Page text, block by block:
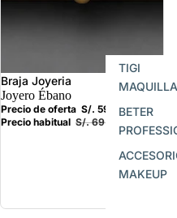
TIGI
BETER
MAKEUP
Oferta
Braja Joyeria
Joyero Ébano
Precio de oferta S/. 59.90
Precio habitual S/. 69.90